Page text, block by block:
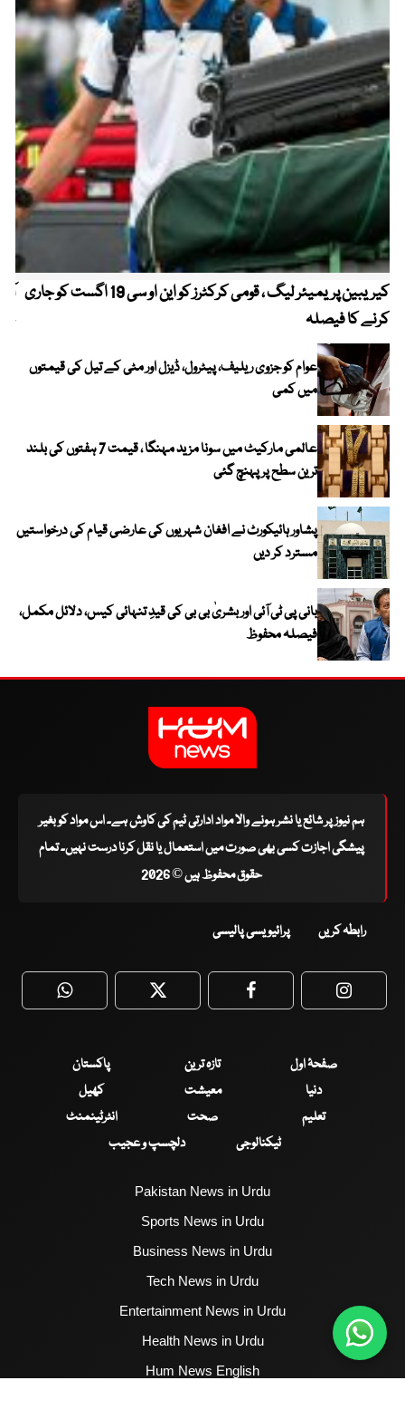
کیریبین پریمیئر لیگ ، قومی کرکٹرز کو این او سی 19 اگست کو جاری
کرنے کا فیصلہ
عوام کو جزوی ریلیف، پیٹرول، ڈیزل اور مٹی کے تیل کی قیمتوں
میں کمی
عالمی مارکیٹ میں سونا مزید مہنگا ، قیمت 7 ہفتوں کی بلند
ترین سطح پر پہنچ گئی
پشاور ہائیکورٹ نے افغان شہریوں کی عارضی قیام کی درخواستیں
مسترد کر دیں
بانی پی ٹی آئی اور بشریٰ بی بی کی قیدِ تنہائی کیس، دلائل مکمل،
فیصلہ محفوظ
ہم نیوز پر شائع یا نشر ہونے والا مواد ادارتی ٹیم کی کاوش ہے۔ اس مواد کو بغیر
پیشگی اجازت کسی بھی صورت میں استعمال یا نقل کرنا درست نہیں۔ تمام
حقوق محفوظ ہیں © 2026
رابطہ کریں پرائیویسی پالیسی
WhatsApp Twitter Facebook
صفحۂ اول تازہ ترین
پاکستان
دنیا
معیشت
کھیل
تعلیم
صحت
انٹرٹینمنٹ
ٹیکنالوجی
دلچسپ و عجیب
Pakistan News in Urdu
Sports News in Urdu
Business News in Urdu
Tech News in Urdu
Entertainment News in Urdu
Health News in Urdu
Hum News English